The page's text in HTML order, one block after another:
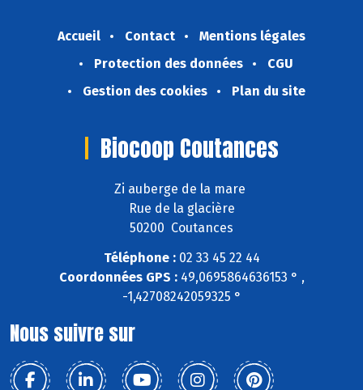
Accueil Contact
Mentions légales
Protection des données
CGU
Gestion des cookies
Plan du site
Biocoop Coutances
Zi auberge de la mare
Rue de la glacière
50200 Coutances
Téléphone :02 33 45 22 44
Coordonnées GPS :49,0695864636153 ° ,
-1,42708242059325 °
Nous suivre sur